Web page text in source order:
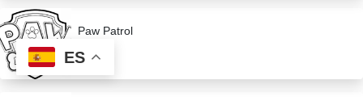
Paw Patrol
ES